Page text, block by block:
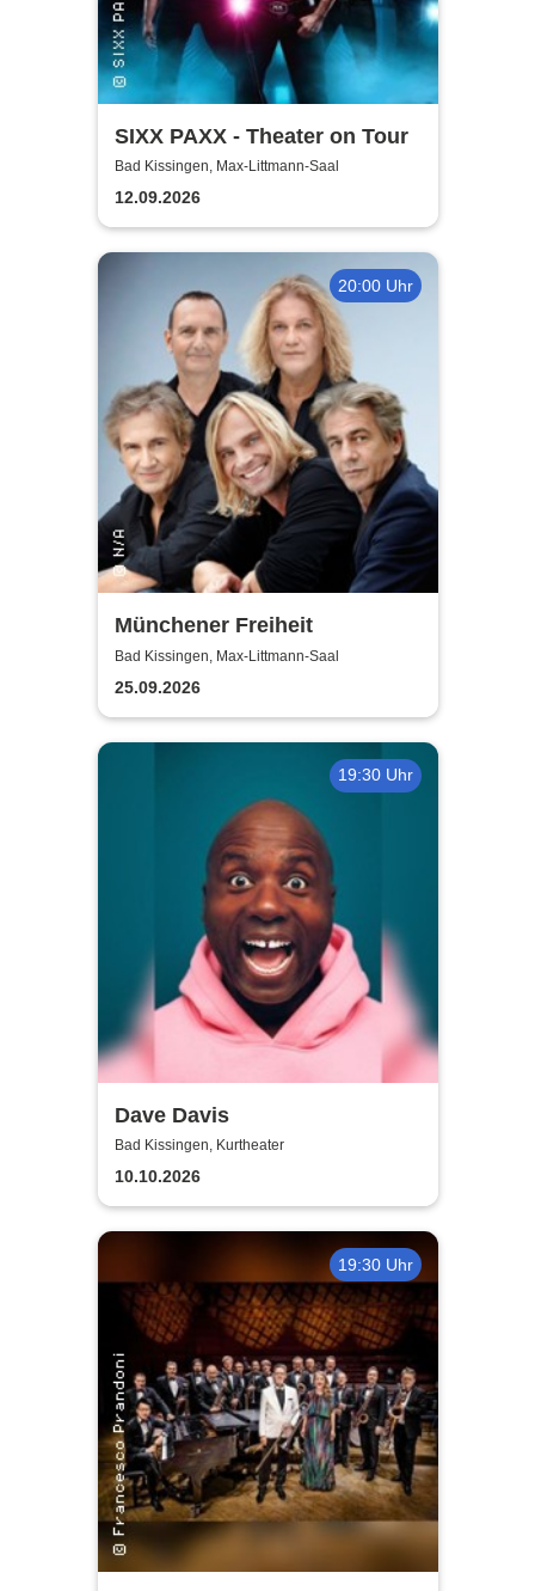
SIXX PAXX - Theater on Tour
Bad Kissingen, Max-Littmann-Saal
12.09.2026
20:00 Uhr
Münchener Freiheit
Bad Kissingen, Max-Littmann-Saal
25.09.2026
19:30 Uhr
Dave Davis
Bad Kissingen, Kurtheater
10.10.2026
19:30 Uhr